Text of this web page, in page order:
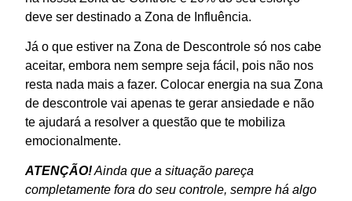
deve ser destinado a Zona de Influência.
Já o que estiver na Zona de Descontrole só nos cabe
aceitar, embora nem sempre seja fácil, pois não nos
resta nada mais a fazer. Colocar energia na sua Zona
de descontrole vai apenas te gerar ansiedade e não
te ajudará a resolver a questão que te mobiliza
emocionalmente.
ATENÇÃO!Ainda que a situação pareça
completamente fora do seu controle, sempre há algo